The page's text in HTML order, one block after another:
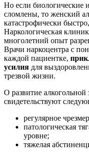
Но если биологические
сломлены, то женский
катастрофически
Наркологическая
многолетний опыт
Врачи наркоцентра с
каждой пациентке,
усилия для
трезвой жизни.
О развитие
свидетельствуют
регулярное
патологическая
уровне;
тяжелая